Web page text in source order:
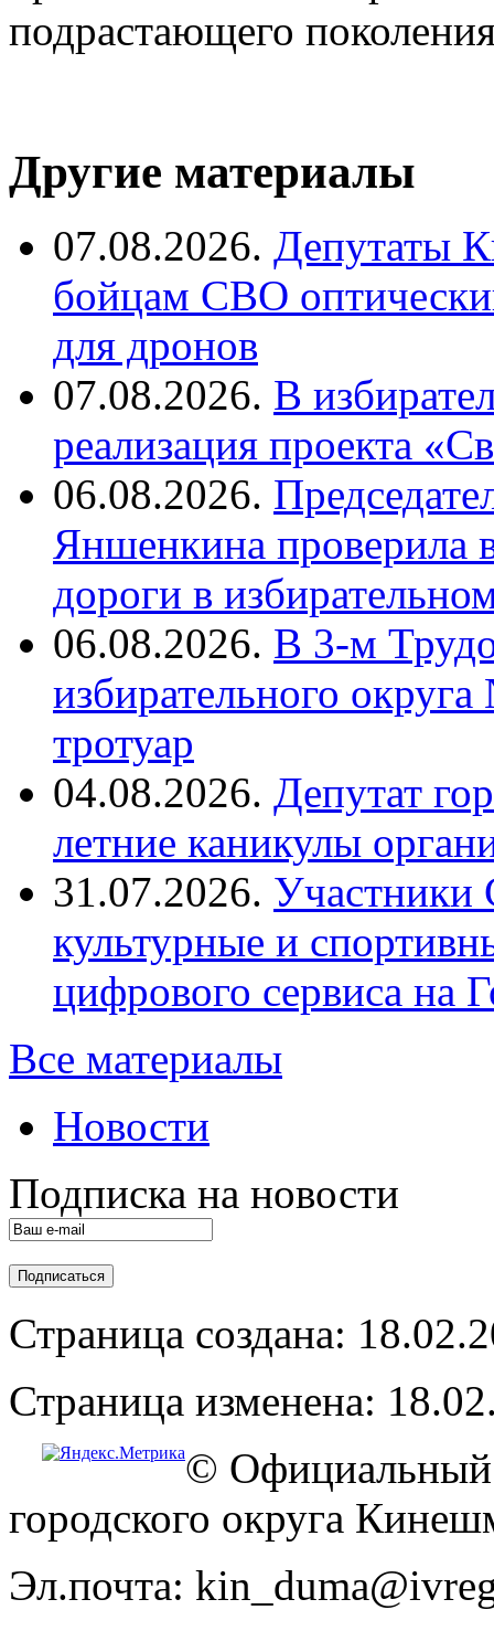
подрастающего
Другие материалы
07.08.2026. Депутаты
бойцам СВО
для дронов
07.08.2026. В
реализация проекта
06.08.2026.
Яншенкина проверила
дороги в
06.08.2026. В 3-м
избирательного
тротуар
04.08.2026. Депутат
летние каникулы
31.07.2026.
культурные и
цифрового сервиса на
Все материалы
Новости
Подписка на новости
Страница создана:
Страница изменена:
© Официальный
городского округа
Эл.почта: